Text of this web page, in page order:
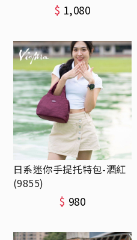
$ 1,080
日系迷你手提托特包-酒紅
(9855)
$ 980